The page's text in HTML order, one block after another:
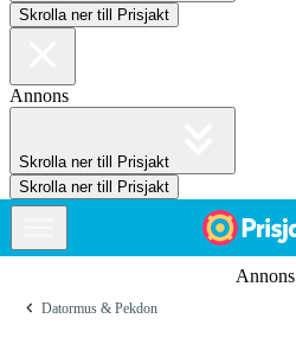
Skrolla ner till Prisjakt
Annons
Skrolla ner till Prisjakt
Skrolla ner till Prisjakt
Annons
Datormus & Pekdon